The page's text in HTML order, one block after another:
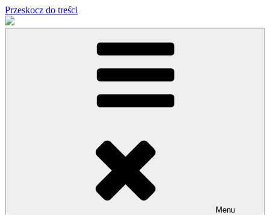
Przeskocz do treści
Menu